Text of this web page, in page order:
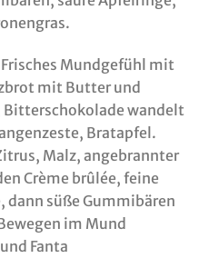
Frisches Mundgefühl mit
mit Butter und
wandelt
Bratapfel.
Malz, angebrannter
Crème brûlée, feine
dann süße Gummibären
im Mund
Fanta